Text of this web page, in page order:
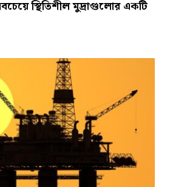
স্থিতিশীল মুদ্রাগুলোর একটি